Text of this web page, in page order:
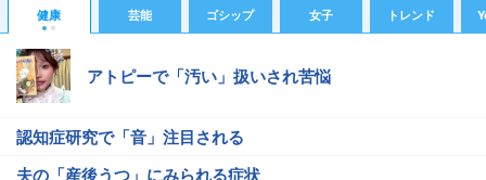
健康 芸能 ゴシップ 女子 トレンド
アトピーで「汚い」扱いされ苦悩
認知症研究で「音」注目される
夫の「産後うつ」にみられる症状